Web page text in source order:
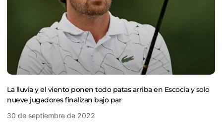
La lluvia y el viento ponen todo patas arriba en Escocia y solo
nueve jugadores finalizan bajo par
30 de septiembre de 2022